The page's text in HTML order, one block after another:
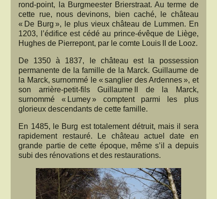
rond-point, la Burgmeester Brierstraat. Au terme de
cette rue, nous devinons, bien caché, le château
« De Burg », le plus vieux château de Lummen. En
1203, l’édifice est cédé au prince-évêque de Liège,
Hughes de Pierrepont, par le comte Louis II de Looz.
De 1350 à 1837, le château est la possession
permanente de la famille de la Marck. Guillaume de
la Marck, surnommé le « sanglier des Ardennes », et
son arrière-petit-fils Guillaume II de la Marck,
surnommé « Lumey » comptent parmi les plus
glorieux descendants de cette famille.
En 1485, le Burg est totalement détruit, mais il sera
rapidement restauré. Le château actuel date en
grande partie de cette époque, même s’il a depuis
subi des rénovations et des restaurations.